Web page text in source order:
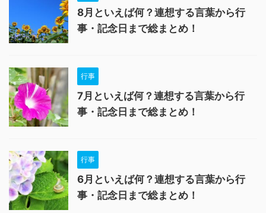
8月といえば何？連想する言葉から行
事・記念日まで総まとめ！
行事
7月といえば何？連想する言葉から行
事・記念日まで総まとめ！
行事
6月といえば何？連想する言葉から行
事・記念日まで総まとめ！